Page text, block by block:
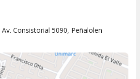
Av. Consistorial 5090, Peñalolen